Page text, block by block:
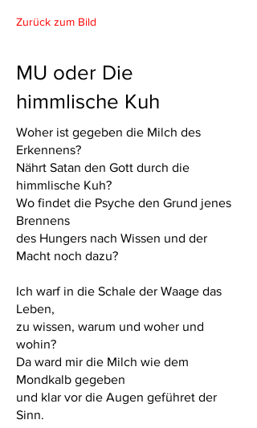
Zurück zum Bild
MU oder Die
himmlische Kuh
Woher ist gegeben die Milch des
Erkennens?
Nährt Satan den Gott durch die
himmlische Kuh?
Wo findet die Psyche den Grund jenes
Brennens
des Hungers nach Wissen und der
Macht noch dazu?
Ich warf in die Schale der Waage das
Leben,
zu wissen, warum und woher und
wohin?
Da ward mir die Milch wie dem
Mondkalb gegeben
und klar vor die Augen geführet der
Sinn.